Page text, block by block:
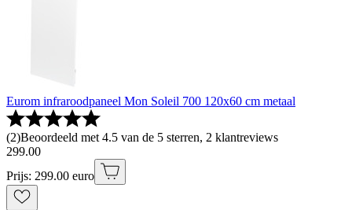
Eurom infraroodpaneel Mon Soleil 700 120x60 cm metaal
(2)Beoordeeld met 4.5 van de 5 sterren, 2 klantreviews
299.00
Prijs: 299.00 euro